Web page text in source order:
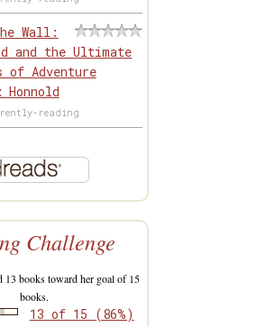
Wall:
and the Ultimate
of Adventure
Honnold
reading
Challenge
13 books toward her goal of 15
books.
13 of 15 (86%)